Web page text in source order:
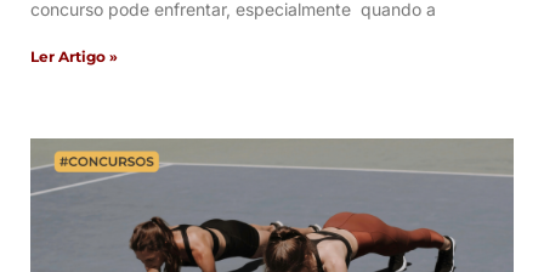
concurso pode enfrentar, especialmente quando a
Ler Artigo »